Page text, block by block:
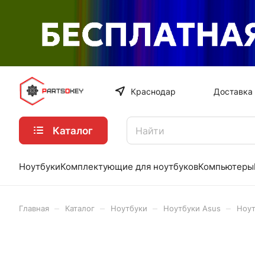
Краснодар Доставка
Каталог
НоутбукиКомплектующие для ноутбуковКомпьютеры
Главная Каталог Ноутбуки Ноутбуки Asus